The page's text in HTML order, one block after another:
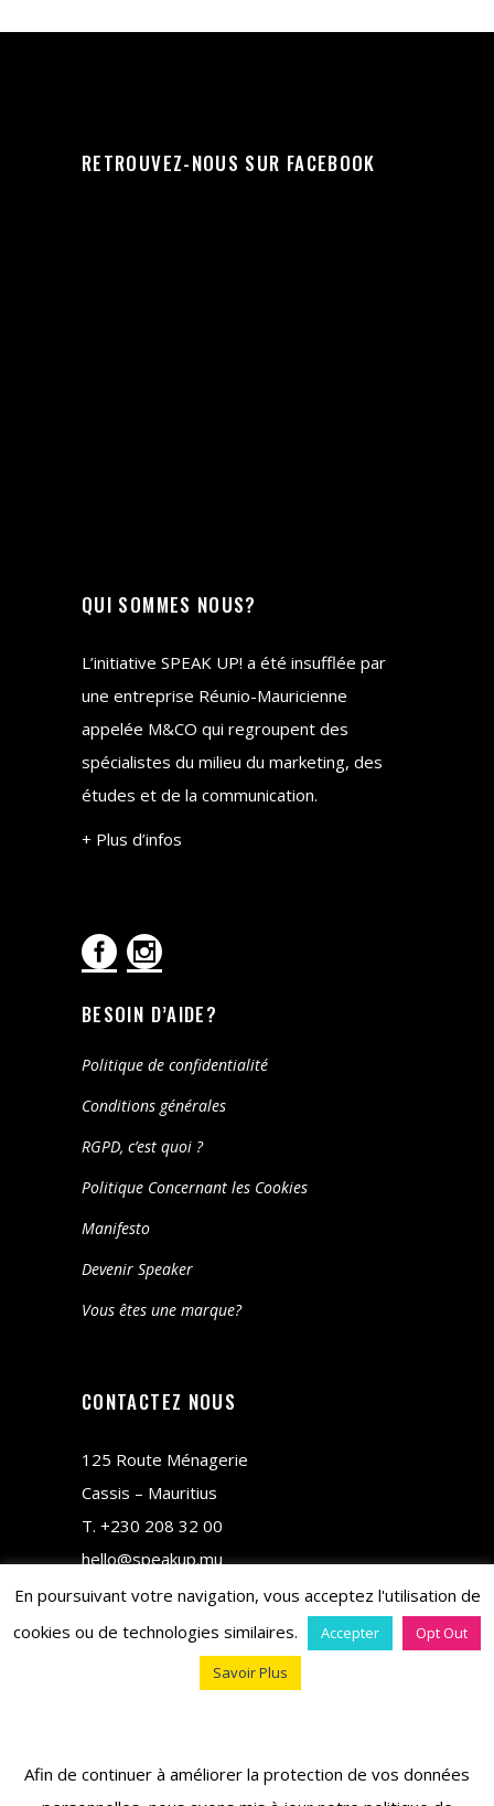
RETROUVEZ-NOUS SUR FACEBOOK
QUI SOMMES NOUS?
L’initiative SPEAK UP! a été insufflée par
une entreprise Réunio-Mauricienne
appelée M&CO qui regroupent des
spécialistes du milieu du marketing, des
études et de la communication.
+ Plus d’infos
BESOIN D’AIDE?
Politique de confidentialité
Conditions générales
RGPD, c’est quoi ?
Politique Concernant les Cookies
Manifesto
Devenir Speaker
Vous êtes une marque?
CONTACTEZ NOUS
125 Route Ménagerie
Cassis – Mauritius
T. +230 208 32 00
hello@speakup.mu
En poursuivant votre navigation, vous acceptez l'utilisation de
cookies ou de technologies similaires.
Accepter
Opt Out
Savoir Plus
Afin de continuer à améliorer la protection de vos données